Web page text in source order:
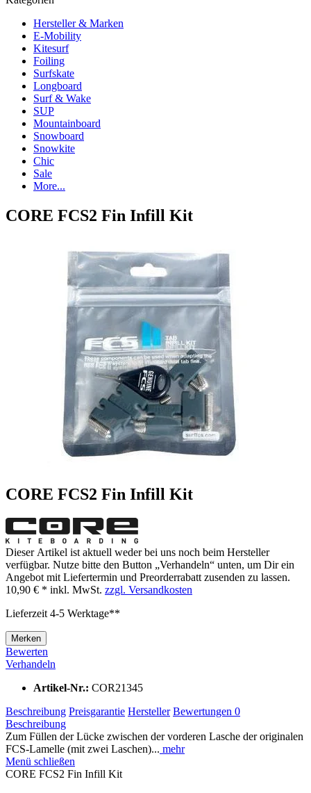
Hersteller & Marken
E-Mobility
Kitesurf
Foiling
Surfskate
Longboard
Surf & Wake
SUP
Mountainboard
Snowboard
Snowkite
Chic
Sale
More...
CORE FCS2 Fin Infill Kit
CORE FCS2 Fin Infill Kit
Dieser Artikel ist aktuell weder bei uns noch beim Hersteller
verfügbar. Nutze bitte den Button „Verhandeln“ unten, um Dir ein
Angebot mit Liefertermin und Preorderrabatt zusenden zu lassen.
10,90 € * inkl. MwSt. zzgl. Versandkosten
Lieferzeit 4-5 Werktage**
Merken
Bewerten
Verhandeln
Artikel-Nr.: COR21345
Beschreibung Preisgarantie Hersteller Bewertungen 0
Beschreibung
Zum Füllen der Lücke zwischen der vorderen Lasche der originalen
FCS-Lamelle (mit zwei Laschen)... mehr
Menü schließen
CORE FCS2 Fin Infill Kit